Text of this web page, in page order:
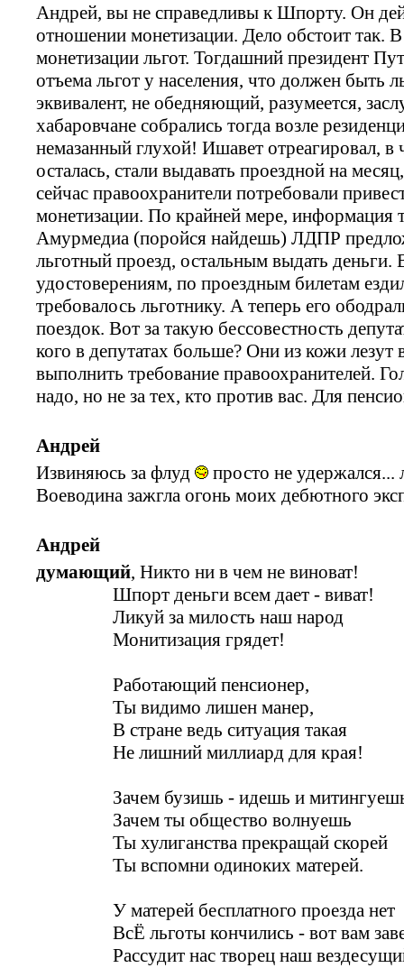
Андрей, вы не справедливы к Шпорту. Он
отношении монетизации. Дело обстоит так.
монетизации льгот. Тогдашний президент
отъема льгот у населения, что должен быть
эквивалент, не обедняющий, разумеется,
хабаровчане собрались тогда возле
немазанный глухой! Ишавет отреагировал, в
осталась, стали выдавать проездной на
сейчас правоохранители потребовали
монетизации. По крайней мере, информация
Амурмедиа (поройся найдешь) ЛДПР
льготный проезд, остальным выдать
удостоверениям, по проездным билетам
требовалось льготнику. А теперь его
поездок. Вот за такую бессовестность
кого в депутатах больше? Они из кожи
выполнить требование правоохранителей.
надо, но не за тех, кто против вас. Для
Андрей
Извиняюсь за флуд
просто не удержался...
Воеводина зажгла огонь моих дебютного
Андрей
думающий, Никто ни в чем не виноват!
Шпорт деньги всем дает - виват!
Ликуй за милость наш народ
Монитизация грядет!
Работающий пенсионер,
Ты видимо лишен манер,
В стране ведь ситуация такая
Не лишний миллиард для края!
Зачем бузишь - идешь и
Зачем ты общество волнуешь
Ты хулиганства прекращай скорей
Ты вспомни одиноких матерей.
У матерей бесплатного проезда нет
ВсЁ льготы кончились - вот вам
Рассудит нас творец наш